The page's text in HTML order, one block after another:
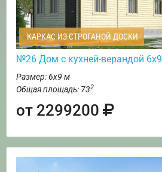
КАРКАС ИЗ СТРОГАНОЙ ДОСКИ
№26 Дом с кухней-верандой 6х9
Размер: 6х9 м
Общая площадь: 732
от 2299200